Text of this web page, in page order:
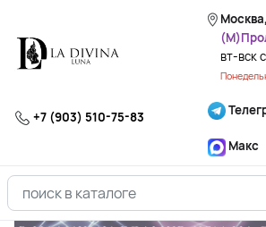
вт-вск
+7 (903) 510-75-83
Макс